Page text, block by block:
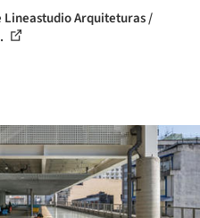
Lineastudio Arquiteturas /